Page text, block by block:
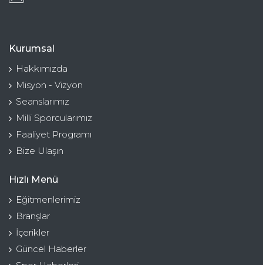
Kurumsal
Hakkımızda
Misyon - Vizyon
Seanslarımız
Milli Sporcularımız
Faaliyet Programı
Bize Ulaşın
Hızlı Menü
Eğitmenlerimiz
Branşlar
İçerikler
Güncel Haberler